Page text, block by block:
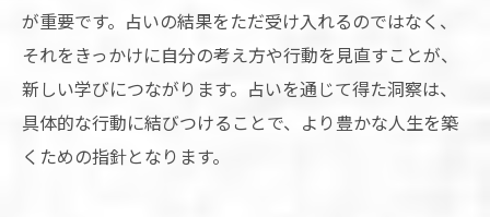
が重要です。占いの結果をただ受け入れるのではなく、
それをきっかけに自分の考え方や行動を見直すことが、
新しい学びにつながります。占いを通じて得た洞察は、
具体的な行動に結びつけることで、より豊かな人生を築
くための指針となります。